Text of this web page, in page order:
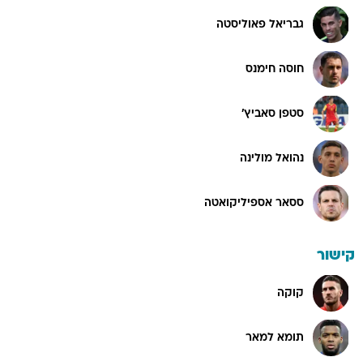
גבריאל פאוליסטה
חוסה חימנס
סטפן סאביץ'
נהואל מולינה
ססאר אספיליקואטה
קישור
קוקה
תומא למאר